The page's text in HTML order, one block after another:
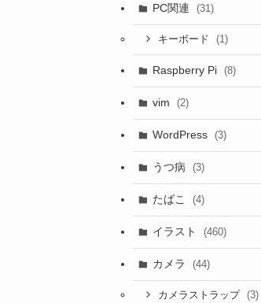
PC関連 (31)
キーボード (1)
Raspberry Pi (8)
vim (2)
WordPress (3)
うつ病 (3)
たばこ (4)
イラスト (460)
カメラ (44)
カメラストラップ (3)